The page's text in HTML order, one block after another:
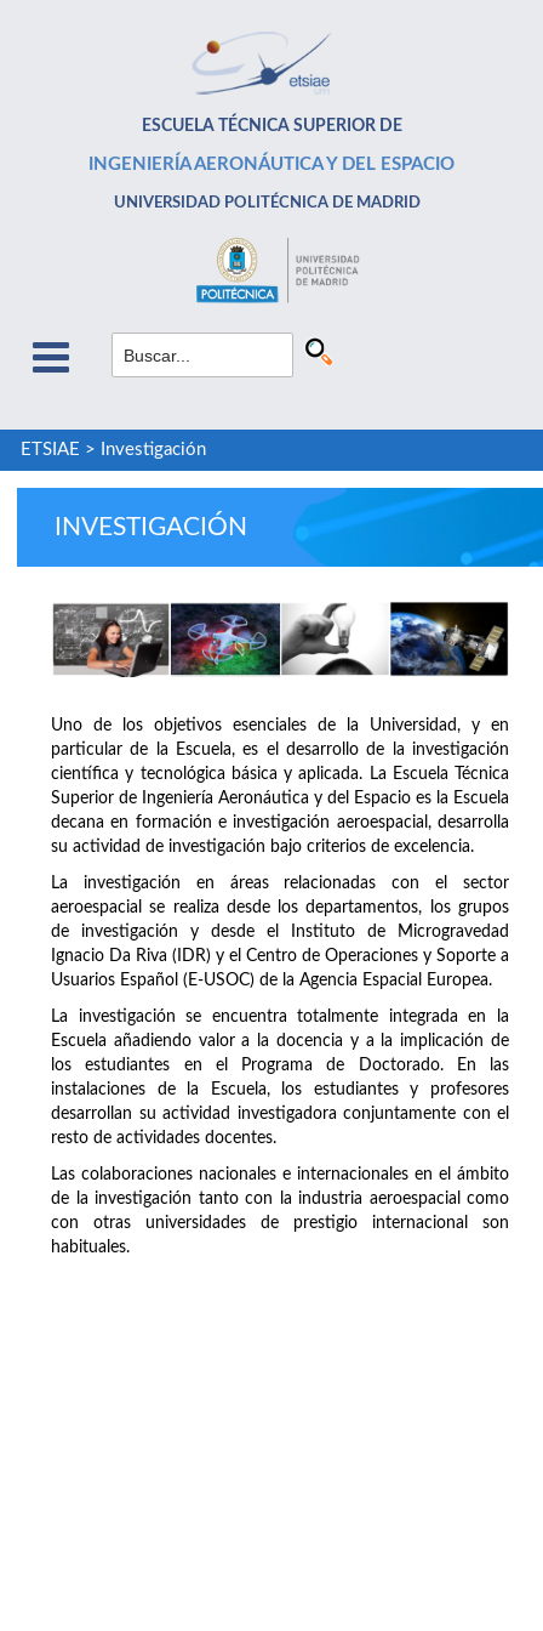
ESCUELA TÉCNICA SUPERIOR DE
INGENIERÍA AERONÁUTICA Y DEL ESPACIO
UNIVERSIDAD POLITÉCNICA DE MADRID
ETSIAE > Investigación
INVESTIGACIÓN
Uno de los objetivos esenciales de la Universidad, y en
particular de la Escuela, es el desarrollo de la investigación
científica y tecnológica básica y aplicada. La Escuela Técnica
Superior de Ingeniería Aeronáutica y del Espacio es la Escuela
decana en formación e investigación aeroespacial, desarrolla
su actividad de investigación bajo criterios de excelencia.
La investigación en áreas relacionadas con el sector
aeroespacial se realiza desde los departamentos, los grupos
de investigación y desde el Instituto de Microgravedad
Ignacio Da Riva (IDR) y el Centro de Operaciones y Soporte a
Usuarios Español (E-USOC) de la Agencia Espacial Europea.
La investigación se encuentra totalmente integrada en la
Escuela añadiendo valor a la docencia y a la implicación de
los estudiantes en el Programa de Doctorado. En las
instalaciones de la Escuela, los estudiantes y profesores
desarrollan su actividad investigadora conjuntamente con el
resto de actividades docentes.
Las colaboraciones nacionales e internacionales en el ámbito
de la investigación tanto con la industria aeroespacial como
con otras universidades de prestigio internacional son
habituales.